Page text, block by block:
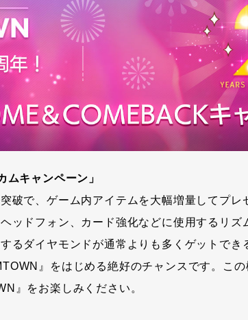
ムキャンペーン」
破で、ゲーム内アイテムを大幅増量してプレ
ッドフォン、カード強化などに使用するリズ
るダイヤモンドが通常よりも多くゲットでき
』をはじめる絶好のチャンスです。この
』をお楽しみください。